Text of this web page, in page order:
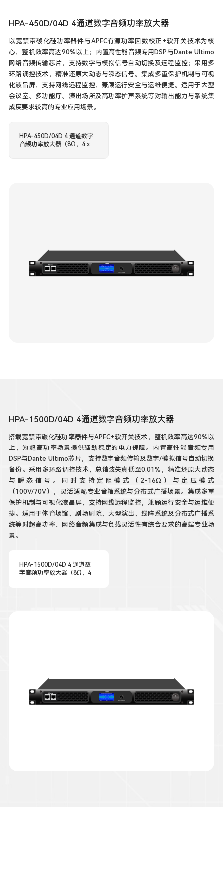
HPA-450D/04D 4通道数字音频功率放大器
以宽禁带碳化硅功率器件与APFC有源功率因数校正+软开关技术为核
心，整机效率高达90%以上；内置高性能音频专用DSP与Dante Ultimo
网络音频传输芯片，支持数字与模拟信号自动切换及远程监控；采用多
环路调控技术，精准还原大动态与瞬态信号。集成多重保护机制与可视
化液晶屏，支持网线远程监控，兼顾运行安全与运维便捷。适用于大型
会议室、多功能厅、演出场所及高功率扩声系统等对输出能力与系统集
成度要求较高的专业应用场景。
HPA-450D/04D 4 通道数字
音频功率放大器（8Ω，4 x
HPA-1500D/04D 4通道数字音频功率放大器
搭载宽禁带碳化硅功率器件与APFC+软开关技术，整机效率高达90%以
上，为超高功率场景提供强劲稳定的电力保障。内置高性能音频专用
DSP与Dante Ultimo芯片，支持数字音频传输及数字/模拟信号自动切换
备份。采用多环路调控技术，总谐波失真低至0.01%，精准还原大动态
与瞬态信号。同时支持定阻模式（2-16Ω）与定压模式
（100V/70V），灵活适配专业音箱系统与分布式广播场景。集成多重
保护机制与可视化液晶屏，支持网线远程监控，兼顾运行安全与运维便
捷。适用于体育场馆、剧场剧院、大型演出、线阵系统及分布式广播系
统等对超高功率、网络音频集成与负载灵活性有综合要求的高端专业场
景。
HPA-1500D/04D 4 通道数
字音频功率放大器（8Ω，4